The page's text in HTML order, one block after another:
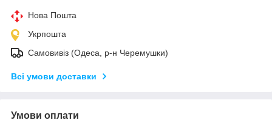
Нова Пошта
Укрпошта
Самовивіз (Одеса, р-н Черемушки)
Всі умови доставки
Умови оплати